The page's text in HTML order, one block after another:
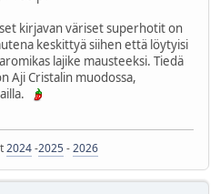
kirjavan väriset superhotit on
keskittyä siihen että löytyisi
lajike mausteeksi. Tiedä
Aji Cristalin muodossa,
2024-2025 -2026